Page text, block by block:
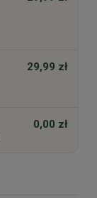
29,99 zł
0,00 zł